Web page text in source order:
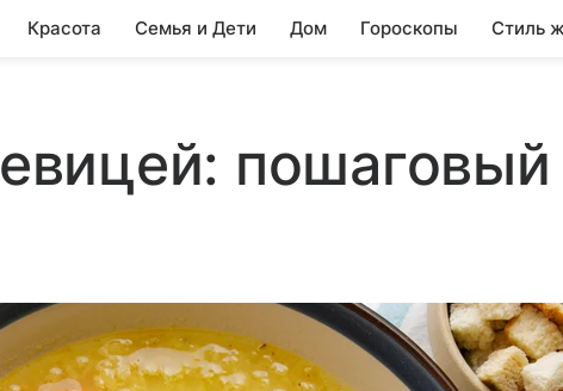
Красота Семья и Дети Дом Гороскопы Стиль
пошаговый